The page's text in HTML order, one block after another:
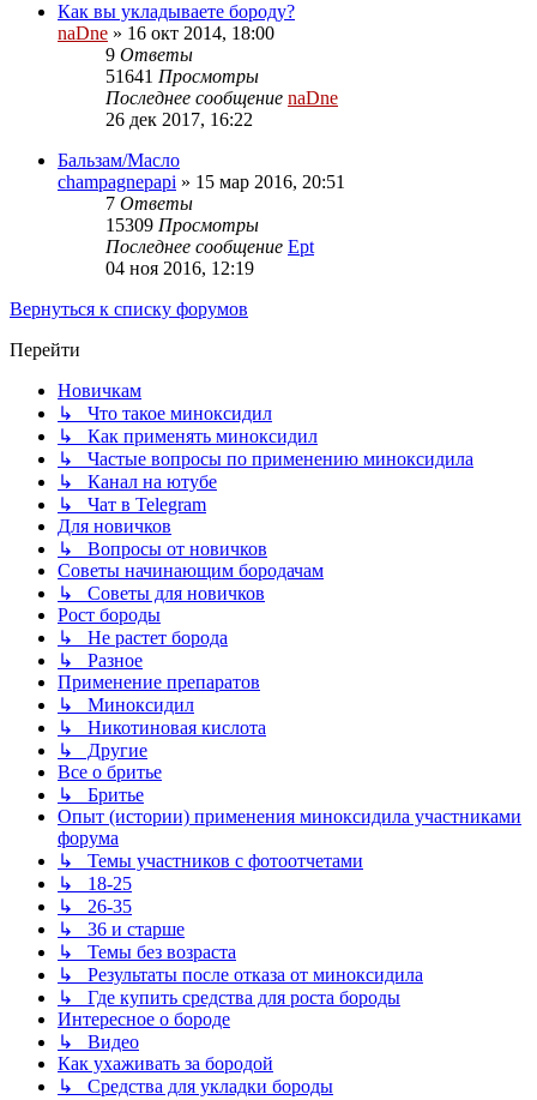
Как вы укладываете бороду?
naDne » 16 окт 2014, 18:00
9 Ответы
51641 Просмотры
Последнее сообщение naDne
26 дек 2017, 16:22
Бальзам/Масло
champagnepapi » 15 мар 2016, 20:51
7 Ответы
15309 Просмотры
Последнее сообщение Ept
04 ноя 2016, 12:19
Вернуться к списку форумов
Перейти
Новичкам
↳ Что такое миноксидил
↳ Как применять миноксидил
↳ Частые вопросы по применению миноксидила
↳ Канал на ютубе
↳ Чат в Telegram
Для новичков
↳ Вопросы от новичков
Советы начинающим бородачам
↳ Советы для новичков
Рост бороды
↳ Не растет борода
↳ Разное
Применение препаратов
↳ Миноксидил
↳ Никотиновая кислота
↳ Другие
Все о бритье
↳ Бритье
Опыт (истории) применения миноксидила участниками
форума
↳ Темы участников с фотоотчетами
↳ 18-25
↳ 26-35
↳ 36 и старше
↳ Темы без возраста
↳ Результаты после отказа от миноксидила
↳ Где купить средства для роста бороды
Интересное о бороде
↳ Видео
Как ухаживать за бородой
↳ Средства для укладки бороды